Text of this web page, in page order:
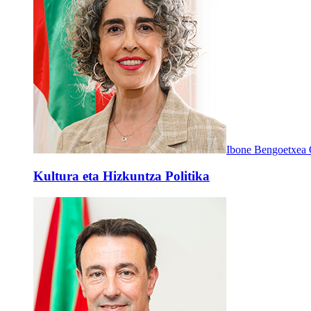
Ibone Bengoetxea
Kultura eta Hizkuntza Politika